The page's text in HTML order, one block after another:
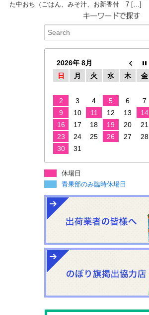
た中おち（ごはん、みそ汁、お新香付 7 […]
2026年 8月
日
月 火 水 木 金
2
3 4 5 6 7
9
10 11 12 13 14
16
17 18 19 20 21
23
24 25 26 27 28
30
31
休場日
青果部のみ臨時休場日